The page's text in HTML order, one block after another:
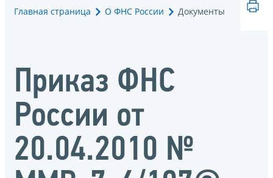
Главная страница О ФНС России Документы
Приказ ФНС
России от
20.04.2010 №